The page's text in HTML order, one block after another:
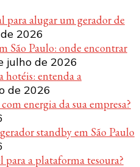
para alugar um gerador de
2026
São Paulo: onde encontrar
julho de 2026
hotéis: entenda a
de 2026
energia da sua empresa?
standby em São Paulo
a plataforma tesoura?